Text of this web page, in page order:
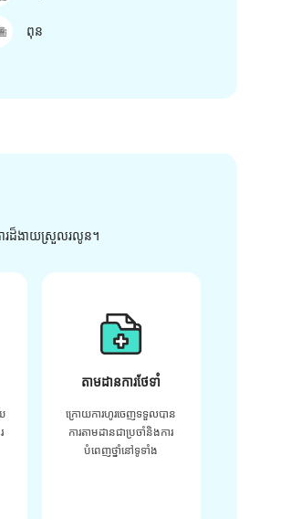
ពុន
រដ៏ងាយស្រួលរលូន។
តាមដានការថែទាំ
ក្រោយ​ការ​ហូរ​ចេញ​ទទួល​បាន​
ការ​តាមដាន​ជា​ប្រចាំ​និង​ការ​
បំពេញ​ថ្នាំ​នៅ​ទូទាំង​